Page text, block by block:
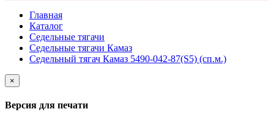
Главная
Каталог
Седельные тягачи
Седельные тягачи Камаз
Седельный тягач Камаз 5490-042-87(S5) (сп.м.)
×
Версия для печати